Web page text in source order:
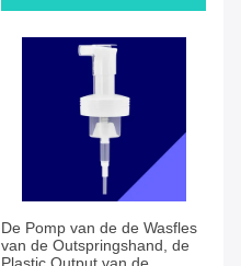
De Pomp van de de Wasfles
van de Outspringshand, de